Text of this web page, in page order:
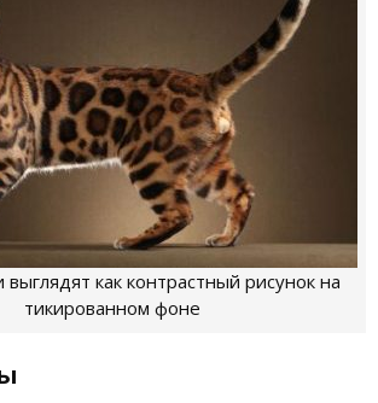
как контрастный рисунок на
тикированном фоне